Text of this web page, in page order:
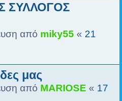
ΣΥΛΛΟΓΟΣ
από miky55 « 21
μας
από MARIOSE « 17